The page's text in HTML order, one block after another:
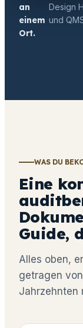
an
einem
Ort.
Design
und
WAS DU
Eine
Guide,
Alles oben,
getragen
Jahrzehnten